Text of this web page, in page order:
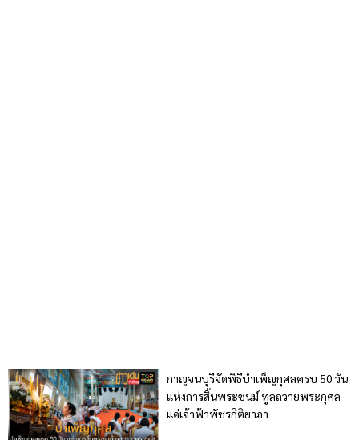
กาญจนบุรีจัดพิธีบำเพ็ญกุศลครบ 50 วัน
แห่งการสิ้นพระชนม์ ทูลถวายพระกุศล
แด่เจ้าฟ้าพัชรกิติยาภา